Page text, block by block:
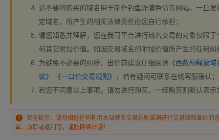
请不要将购买的域名用于制作钓鱼诈骗色情等网站，一旦
定域名，所产生的相关法律责任由您自行承担；
请您知悉并理解，您在我司平台进行域名交易的对象仅限于
何其它附加价值。如因交易域名的附加价值所产生的任何
为避免不必要的纠纷，出价前建议仔细阅读 《西数预释放
议》
《一口价交易规则》 ，若有疑问可联系在线客服确认；
若您不同意以上事项，请勿进行购买，一经购买则默认表
安全提示：请勿相信任何利用本站域名交易规则漏洞进行交易赚取差价的
单、兼职或返利等，谨防网络诈骗！